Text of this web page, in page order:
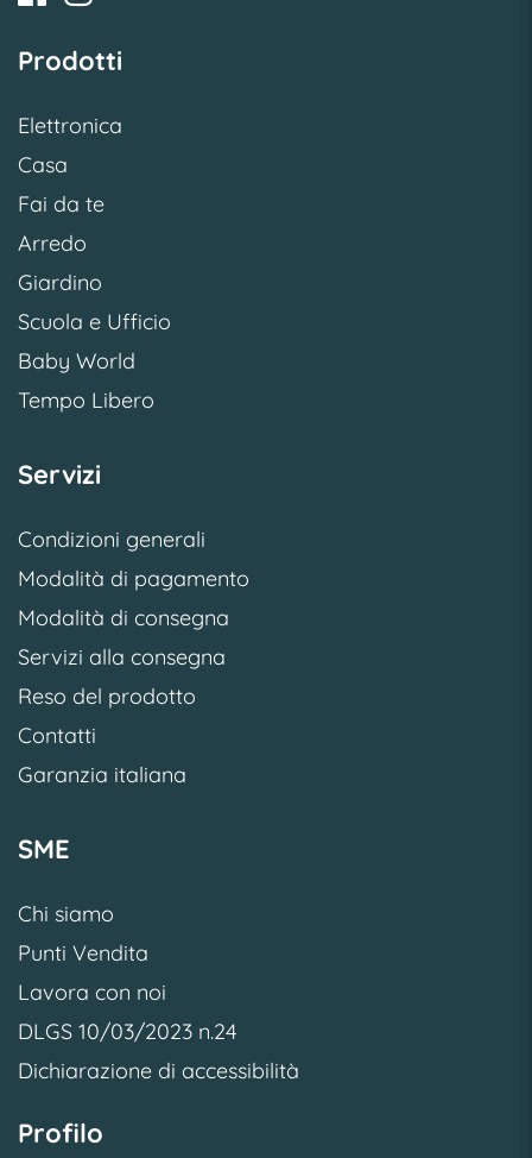
Prodotti
Elettronica
Casa
Fai da te
Arredo
Giardino
Scuola e Ufficio
Baby World
Tempo Libero
Servizi
Condizioni generali
Modalità di pagamento
Modalità di consegna
Servizi alla consegna
Reso del prodotto
Contatti
Garanzia italiana
SME
Chi siamo
Punti Vendita
Lavora con noi
DLGS 10/03/2023 n.24
Dichiarazione di accessibilità
Profilo